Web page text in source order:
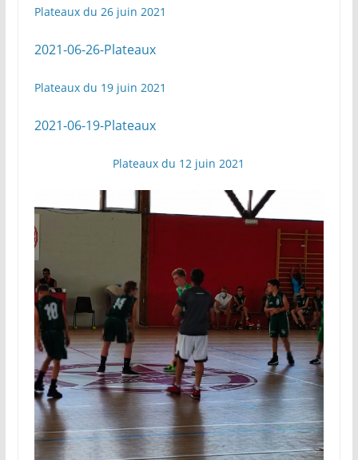
Plateaux du 26 juin 2021
2021-06-26-Plateaux
Plateaux du 19 juin 2021
2021-06-19-Plateaux
Plateaux du 12 juin 2021